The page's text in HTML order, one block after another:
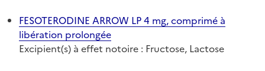
FESOTERODINE ARROW LP 4 mg, comprimé à
libération prolongée
Excipient(s) à effet notoire : Fructose, Lactose